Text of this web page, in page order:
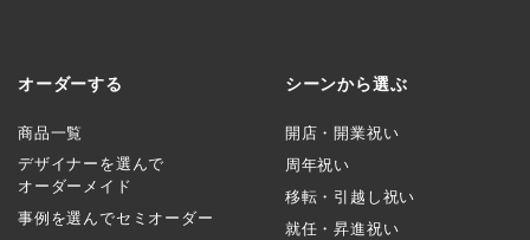
オーダーする
商品一覧
デザイナーを選んで
オーダーメイド
事例を選んでセミオーダー
シーンから選ぶ
開店・開業祝い
周年祝い
移転・引越し祝い
就任・昇進祝い